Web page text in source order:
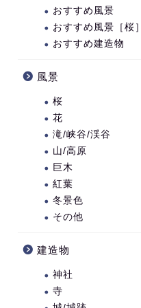
おすすめ風景
おすすめ風景［桜］
おすすめ建造物
風景
桜
花
滝/峡谷/渓谷
山/高原
巨木
紅葉
冬景色
その他
建造物
神社
寺